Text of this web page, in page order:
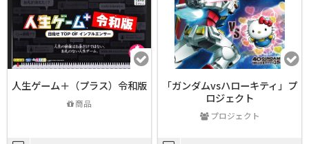
人生ゲーム＋（プラス）令和版
商品
「ガンダムvsハローキティ」プ
ロジェクト
プロジェクト